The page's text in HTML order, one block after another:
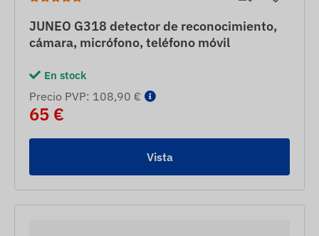
JUNEO G318 detector de reconocimiento,
cámara, micrófono, teléfono móvil
En stock
Precio PVP: 108,90 €
65 €
Vista